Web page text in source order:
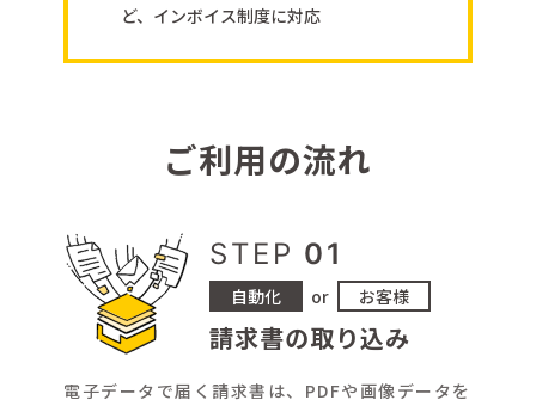
ど、インボイス制度に対応
ご利用の流れ
自動化 or お客様
STEP 01
請求書の取り込み
電子データで届く請求書は、PDFや画像データを